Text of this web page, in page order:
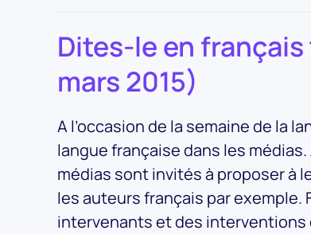
Dites-le en
mars 2015)
A l’occasion de la semaine de la
langue française dans les
médias sont invités à proposer à
les auteurs français par exemple.
intervenants et des interventions